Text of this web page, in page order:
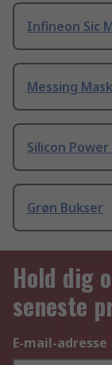
Infineon Sic
Messing
Silicon
Grøn Bukser
Hold dig
seneste
E-mail-adresse